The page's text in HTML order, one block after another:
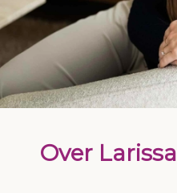
Over Larissa